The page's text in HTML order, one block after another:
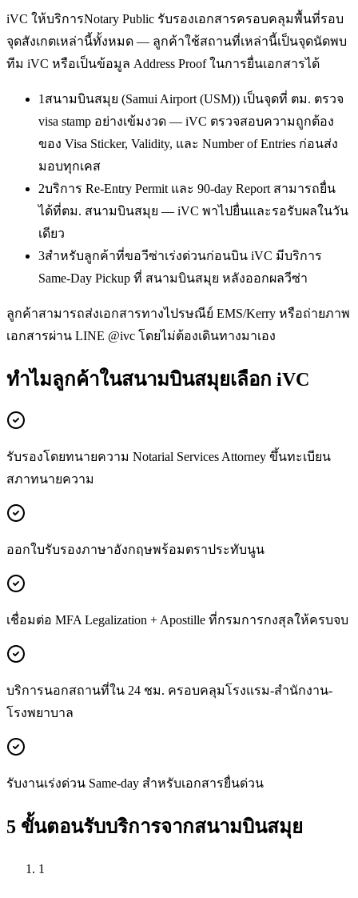
iVC ให้บริการNotary Public รับรองเอกสารครอบคลุมพื้นที่รอบ
จุดสังเกตเหล่านี้ทั้งหมด — ลูกค้าใช้สถานที่เหล่านี้เป็นจุดนัดพบ
ทีม iVC หรือเป็นข้อมูล Address Proof ในการยื่นเอกสารได้
1 สนามบินสมุย (Samui Airport (USM)) เป็นจุดที่ ตม. ตรวจ
visa stamp อย่างเข้มงวด — iVC ตรวจสอบความถูกต้อง
ของ Visa Sticker, Validity, และ Number of Entries ก่อนส่ง
มอบทุกเคส
2บริการ Re-Entry Permit และ 90-day Report สามารถยื่น
ได้ที่ตม. สนามบินสมุย — iVC พาไปยื่นและรอรับผลในวัน
เดียว
3สำหรับลูกค้าที่ขอวีซ่าเร่งด่วนก่อนบิน iVC มีบริการ
Same-Day Pickup ที่ สนามบินสมุย หลังออกผลวีซ่า
ลูกค้าสามารถส่งเอกสารทางไปรษณีย์ EMS/Kerry หรือถ่ายภาพ
เอกสารผ่าน LINE @ivc โดยไม่ต้องเดินทางมาเอง
ทำไมลูกค้าในสนามบินสมุยเลือก iVC
รับรองโดยทนายความ Notarial Services Attorney ขึ้นทะเบียน
สภาทนายความ
ออกใบรับรองภาษาอังกฤษพร้อมตราประทับนูน
เชื่อมต่อ MFA Legalization + Apostille ที่กรมการกงสุลให้ครบจบ
บริการนอกสถานที่ใน 24 ชม. ครอบคลุมโรงแรม-สำนักงาน-
โรงพยาบาล
รับงานเร่งด่วน Same-day สำหรับเอกสารยื่นด่วน
5 ขั้นตอนรับบริการจากสนามบินสมุย
1